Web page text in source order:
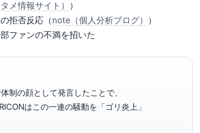
メ情報サイト） ）
拒否反応（note（個人分析ブログ） ）
ファンの不満を招いた
制の顔として発言したことで、
はこの一連の騒動を「ゴリ炎上」